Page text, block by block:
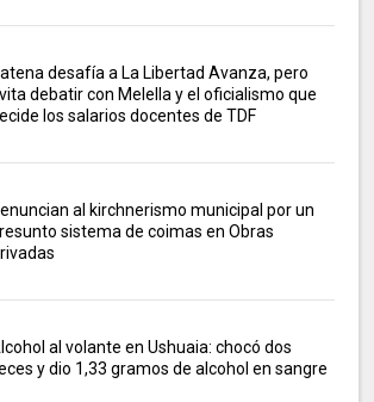
desafía a La Libertad Avanza, pero
debatir con Melella y el oficialismo que
los salarios docentes de TDF
al kirchnerismo municipal por un
sistema de coimas en Obras
al volante en Ushuaia: chocó dos
y dio 1,33 gramos de alcohol en sangre